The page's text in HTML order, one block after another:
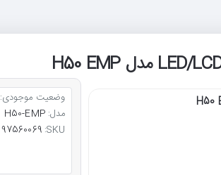
وضعیت موجودی:
مدل: H50-EMP
SKU:
97560069